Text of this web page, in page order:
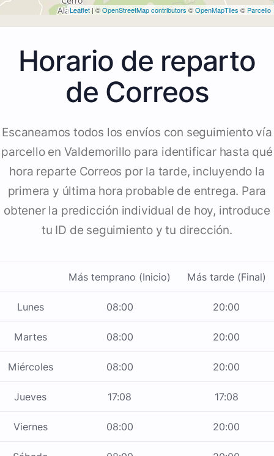
Leaflet | ©OpenStreetMap contributors ©OpenMapTiles © Parcello
Horario de reparto
de Correos
Escaneamos todos los envíos con seguimiento vía
parcello en Valdemorillo para identificar hasta qué
hora reparte Correos por la tarde, incluyendo la
primera y última hora probable de entrega. Para
obtener la predicción individual de hoy, introduce
tu ID de seguimiento y tu dirección.
Más temprano (Inicio) Más tarde (Final)
Lunes 08:00 20:00
Martes 08:00 20:00
Miércoles 08:00 20:00
Jueves 17:08 17:08
Viernes 08:00 20:00